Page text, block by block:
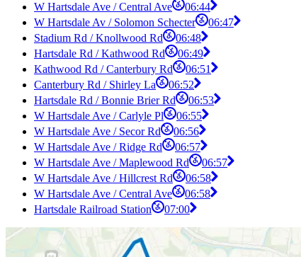
W Hartsdale Ave / Central Ave
06:44
W Hartsdale Av / Solomon Schecter
06:47
Stadium Rd / Knollwood Rd
06:48
Hartsdale Rd / Kathwood Rd
06:49
Kathwood Rd / Canterbury Rd
06:51
Canterbury Rd / Shirley La
06:52
Hartsdale Rd / Bonnie Brier Rd
06:53
W Hartsdale Ave / Carlyle Pl
06:55
W Hartsdale Ave / Secor Rd
06:56
W Hartsdale Ave / Ridge Rd
06:57
W Hartsdale Ave / Maplewood Rd
06:57
W Hartsdale Ave / Hillcrest Rd
06:58
W Hartsdale Ave / Central Ave
06:58
Hartsdale Railroad Station
07:00